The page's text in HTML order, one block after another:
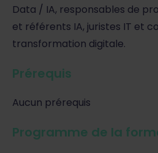
Data / IA, responsables de
et référents IA, juristes IT et
transformation digitale.
Prérequis
Aucun prérequis
Programme de la